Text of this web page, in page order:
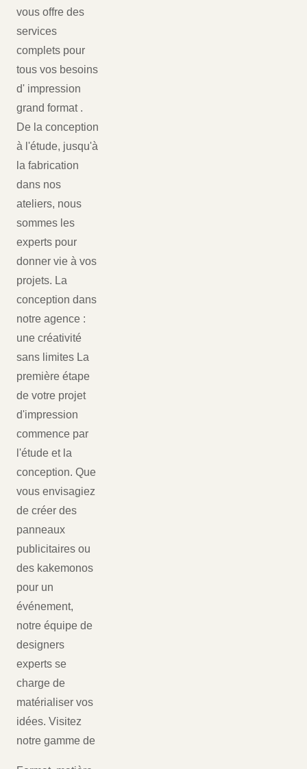
vous offre des
services
complets pour
tous vos besoins
d' impression
grand format .
De la conception
à l'étude, jusqu'à
la fabrication
dans nos
ateliers, nous
sommes les
experts pour
donner vie à vos
projets. La
conception dans
notre agence :
une créativité
sans limites La
première étape
de votre projet
d'impression
commence par
l'étude et la
conception. Que
vous envisagiez
de créer des
panneaux
publicitaires ou
des kakemonos
pour un
événement,
notre équipe de
designers
experts se
charge de
matérialiser vos
idées. Visitez
notre gamme de